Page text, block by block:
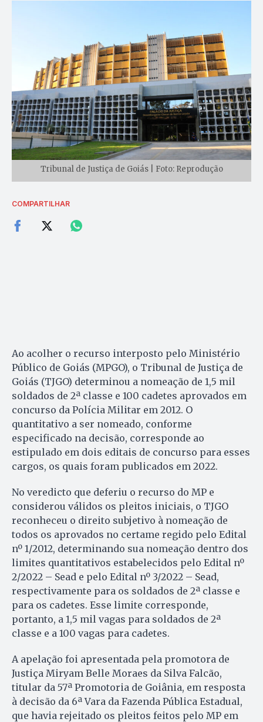
Tribunal de Justiça de Goiás | Foto: Reprodução
COMPARTILHAR
Ao acolher o recurso interposto pelo Ministério
Público de Goiás (MPGO), o Tribunal de Justiça de
Goiás (TJGO) determinou a nomeação de 1,5 mil
soldados de 2ª classe e 100 cadetes aprovados em
concurso da Polícia Militar em 2012. O
quantitativo a ser nomeado, conforme
especificado na decisão, corresponde ao
estipulado em dois editais de concurso para esses
cargos, os quais foram publicados em 2022.
No veredicto que deferiu o recurso do MP e
considerou válidos os pleitos iniciais, o TJGO
reconheceu o direito subjetivo à nomeação de
todos os aprovados no certame regido pelo Edital
nº 1/2012, determinando sua nomeação dentro dos
limites quantitativos estabelecidos pelo Edital nº
2/2022 – Sead e pelo Edital nº 3/2022 – Sead,
respectivamente para os soldados de 2ª classe e
para os cadetes. Esse limite corresponde,
portanto, a 1,5 mil vagas para soldados de 2ª
classe e a 100 vagas para cadetes.
A apelação foi apresentada pela promotora de
Justiça Miryam Belle Moraes da Silva Falcão,
titular da 57ª Promotoria de Goiânia, em resposta
à decisão da 6ª Vara da Fazenda Pública Estadual,
que havia rejeitado os pleitos feitos pelo MP em